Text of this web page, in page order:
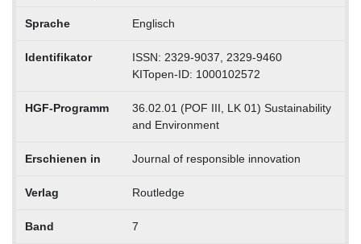
Sprache Englisch
Identifikator
ISSN: 2329-9037, 2329-9460
KITopen-ID: 1000102572
HGF-Programm
36.02.01 (POF III, LK 01) Sustainability
and Environment
Erschienen in Journal of responsible innovation
Verlag Routledge
Band 7